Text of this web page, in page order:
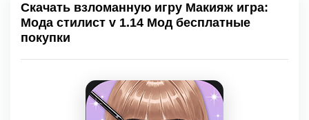
Скачать взломанную игру Макияж игра:
Мода стилист v 1.14 Мод бесплатные
покупки